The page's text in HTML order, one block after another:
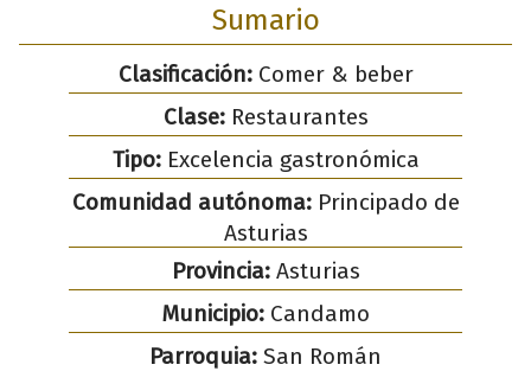
Sumario
Clasificación:Comer & beber
Clase:Restaurantes
Tipo:Excelencia gastronómica
Comunidad autónoma:Principado de
Asturias
Provincia:Asturias
Municipio: Candamo
Parroquia: San Román